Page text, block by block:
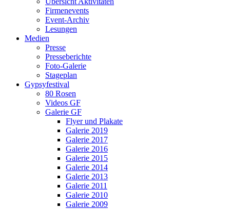
Firmenevents
Event-Archiv
Lesungen
Medien
Presse
Presseberichte
Foto-Galerie
Stageplan
Gypsyfestival
80 Rosen
Videos GF
Galerie GF
Flyer und Plakate
Galerie 2019
Galerie 2017
Galerie 2016
Galerie 2015
Galerie 2014
Galerie 2013
Galerie 2011
Galerie 2010
Galerie 2009